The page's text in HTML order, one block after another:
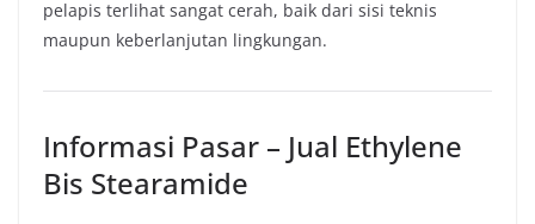
pelapis terlihat sangat cerah, baik dari sisi teknis
maupun keberlanjutan lingkungan.
Informasi Pasar – Jual Ethylene
Bis Stearamide